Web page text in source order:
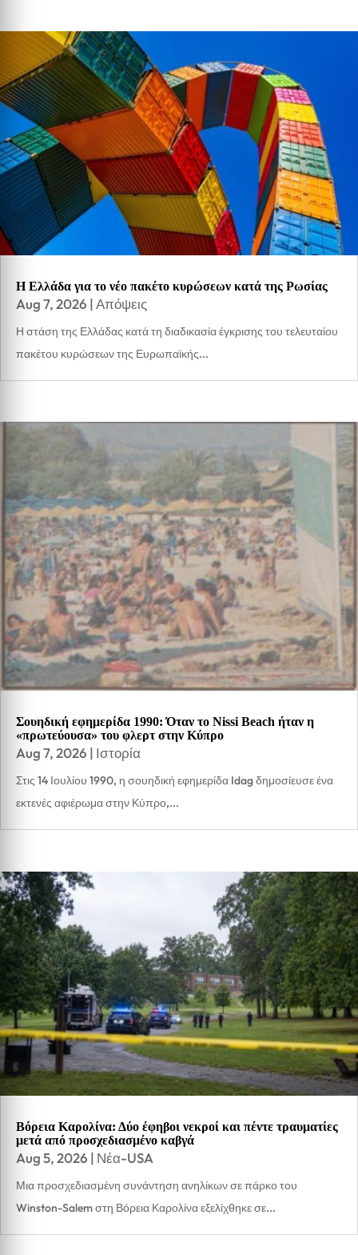
Η Ελλάδα για το νέο πακέτο κυρώσεων κατά της Ρωσίας
Aug 7, 2026 |Απόψεις
Η στάση της Ελλάδας κατά τη διαδικασία έγκρισης του τελευταίου
πακέτου κυρώσεων της Ευρωπαϊκής...
Σουηδική εφημερίδα 1990: Όταν το Nissi Beach ήταν η
«πρωτεύουσα» του φλερτ στην Κύπρο
Aug 7, 2026 | Ιστορία
Στις 14 Ιουλίου 1990, η σουηδική εφημερίδα Idag δημοσίευσε ένα
εκτενές αφιέρωμα στην Κύπρο,...
Βόρεια Καρολίνα: Δύο έφηβοι νεκροί και πέντε τραυματίες
μετά από προσχεδιασμένο καβγά
Aug 5, 2026 | Νέα-USA
Μια προσχεδιασμένη συνάντηση ανηλίκων σε πάρκο του
Winston-Salem στη Βόρεια Καρολίνα εξελίχθηκε σε...